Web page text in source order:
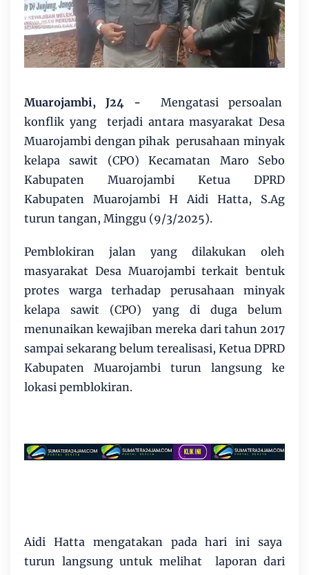
Muarojambi, J24 -
Mengatasi persoalan
konflik yang terjadi antara masyarakat Desa
Muarojambi dengan pihak perusahaan minyak
kelapa sawit (CPO) Kecamatan Maro Sebo
Kabupaten Muarojambi Ketua DPRD
Kabupaten Muarojambi H Aidi Hatta, S.Ag
turun tangan, Minggu (9/3/2025).
Pemblokiran jalan yang dilakukan oleh
masyarakat Desa Muarojambi terkait bentuk
protes warga terhadap perusahaan minyak
kelapa sawit (CPO) yang di duga belum
menunaikan kewajiban mereka dari tahun 2017
sampai sekarang belum terealisasi, Ketua DPRD
Kabupaten Muarojambi turun langsung ke
lokasi pemblokiran.
Aidi Hatta mengatakan pada hari ini saya
turun langsung untuk melihat laporan dari